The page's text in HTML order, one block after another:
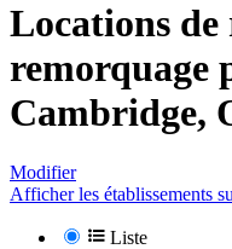
Locations de
remorquage
Cambridge,
Modifier
Afficher les établissements
Liste